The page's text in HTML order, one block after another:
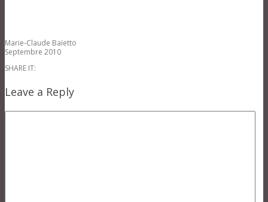
Marie-Claude Baïetto
Septembre 2010
SHARE IT:
Leave a Reply